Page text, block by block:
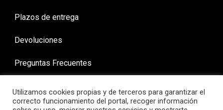
Plazos de entrega
Devoluciones
Preguntas Frecuentes
Utilizamos cookies propias y de terceros para garantizar el
correcto funcionamiento del portal, recoger información